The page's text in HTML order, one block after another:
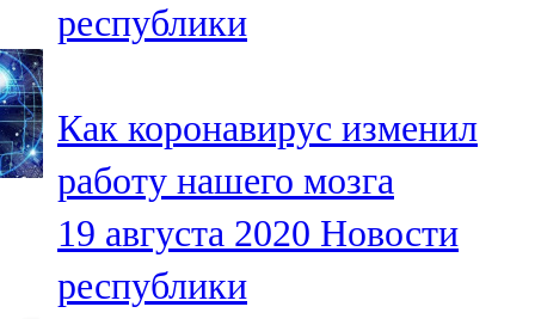
республики
Как коронавирус изменил
работу нашего мозга
19 августа 2020 Новости
республики